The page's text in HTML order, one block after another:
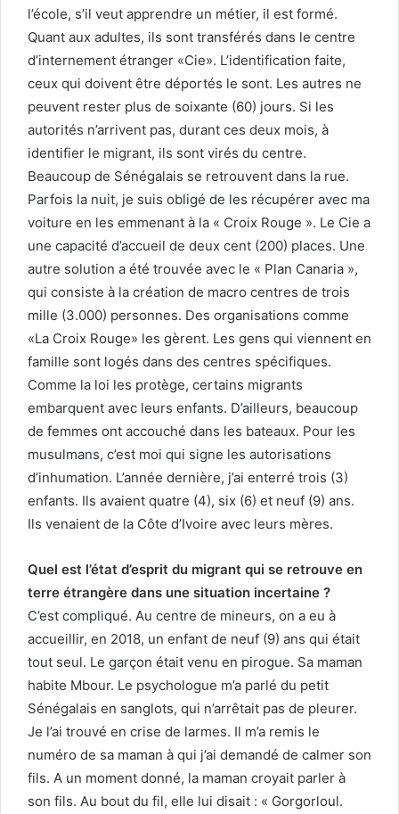
l’école, s’il veut apprendre un métier, il est formé.
Quant aux adultes, ils sont transférés dans le centre
d’internement étranger «Cie». L’identification faite,
ceux qui doivent être déportés le sont. Les autres ne
peuvent rester plus de soixante (60) jours. Si les
autorités n’arrivent pas, durant ces deux mois, à
identifier le migrant, ils sont virés du centre.
Beaucoup de Sénégalais se retrouvent dans la rue.
Parfois la nuit, je suis obligé de les récupérer avec ma
voiture en les emmenant à la « Croix Rouge ». Le Cie a
une capacité d’accueil de deux cent (200) places. Une
autre solution a été trouvée avec le « Plan Canaria »,
qui consiste à la création de macro centres de trois
mille (3.000) personnes. Des organisations comme
«La Croix Rouge» les gèrent. Les gens qui viennent en
famille sont logés dans des centres spécifiques.
Comme la loi les protège, certains migrants
embarquent avec leurs enfants. D’ailleurs, beaucoup
de femmes ont accouché dans les bateaux. Pour les
musulmans, c’est moi qui signe les autorisations
d’inhumation. L’année dernière, j’ai enterré trois (3)
enfants. Ils avaient quatre (4), six (6) et neuf (9) ans.
Ils venaient de la Côte d’Ivoire avec leurs mères.
Quel est l’état d’esprit du migrant qui se retrouve en
terre étrangère dans une situation incertaine ?
C’est compliqué. Au centre de mineurs, on a eu à
accueillir, en 2018, un enfant de neuf (9) ans qui était
tout seul. Le garçon était venu en pirogue. Sa maman
habite Mbour. Le psychologue m’a parlé du petit
Sénégalais en sanglots, qui n’arrêtait pas de pleurer.
Je l’ai trouvé en crise de larmes. Il m’a remis le
numéro de sa maman à qui j’ai demandé de calmer son
fils. A un moment donné, la maman croyait parler à
son fils. Au bout du fil, elle lui disait : « Gorgorloul.